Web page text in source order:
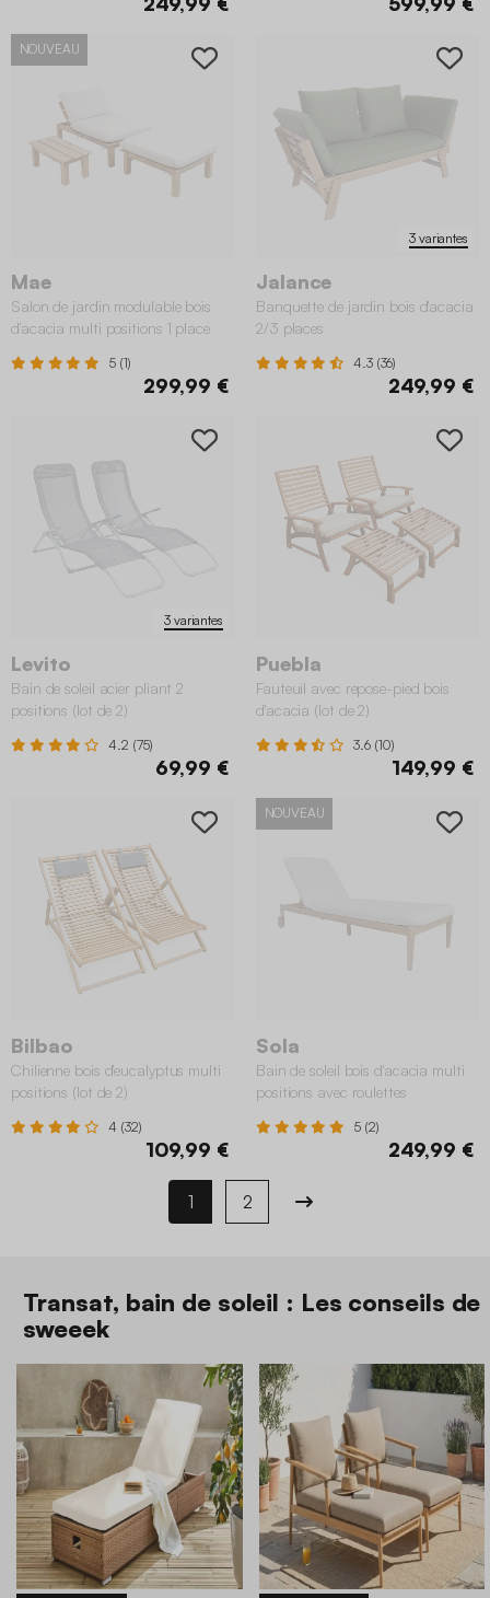
NOUVEAU
Mae
Salon de jardin modulable bois
d'acacia multi positions 1 place
5 (1)
299,99 €
3 variantes
Jalance
Banquette de jardin bois d'acacia
2/3 places
4.3 (36)
249,99 €
3 variantes
Levito
Bain de soleil acier pliant 2
positions (lot de 2)
4.2 (75)
69,99 €
Puebla
Fauteuil avec repose-pied bois
d'acacia (lot de 2)
3.6 (10)
149,99 €
Bilbao
Chilienne bois d'eucalyptus multi
positions (lot de 2)
4 (32)
109,99 €
NOUVEAU
Sola
Bain de soleil bois d'acacia multi
positions avec roulettes
5 (2)
249,99 €
1 2
Transat, bain de soleil : Les conseils de
sweeek